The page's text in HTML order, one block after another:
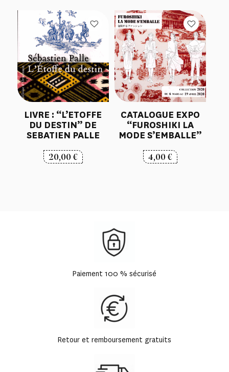
LIVRE : “L’ETOFFE
DU DESTIN” DE
SEBATIEN PALLE
20,00€
CATALOGUE EXPO
“FUROSHIKI LA
MODE S’EMBALLE”
4,00€
Paiement 100 % sécurisé
Retour et remboursement gratuits